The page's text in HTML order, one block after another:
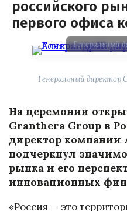
российского
первого офиса
Генеральный
Генеральный директор
На церемонии
Granthera Group в
директор компании
подчеркнул
рынка и его
инновационных
«Россия — это